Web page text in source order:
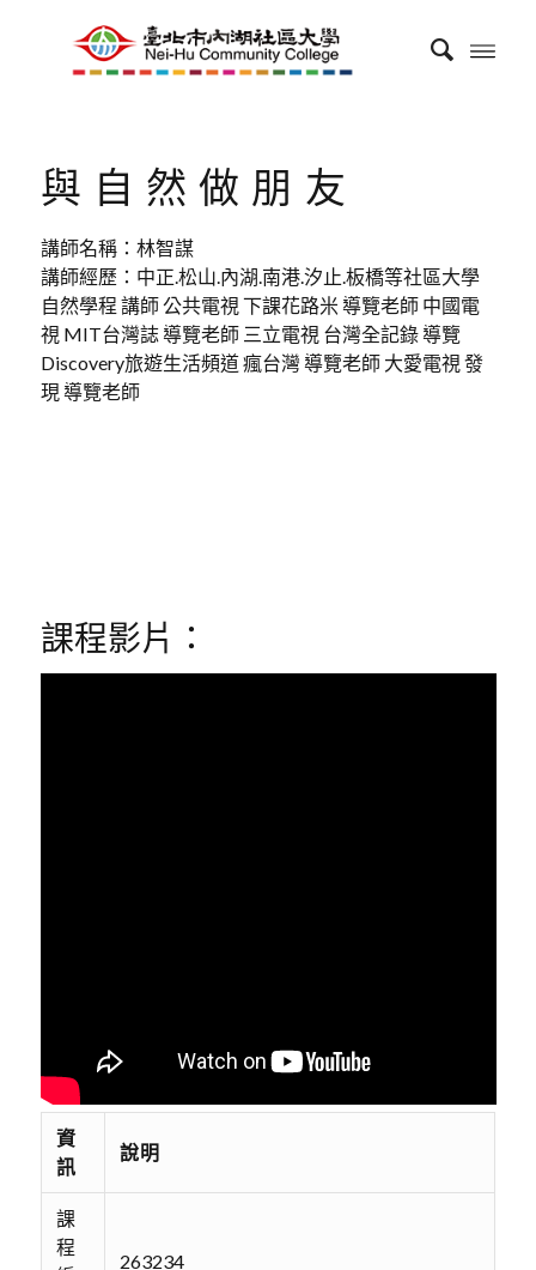
與自然做朋友
講師名稱：林智謀
講師經歷：中正.松山.內湖.南港.汐止.板橋等社區大學
自然學程 講師 公共電視 下課花路米 導覽老師 中國電
視 MIT台灣誌 導覽老師 三立電視 台灣全記錄 導覽
Discovery旅遊生活頻道 瘋台灣 導覽老師 大愛電視 發
現 導覽老師
課程影片：
資
訊
說明
課
程
263234